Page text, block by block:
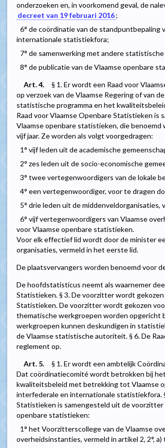
onderzoeken en, in voorkomend geval, de
decreet van 19 februari 2016;
6° de coördinatie van de
internationale statistiekfora;
7° de samenwerking met andere
8° de publicatie van de Vlaamse openbare
Art. 4.
§ 1. Er wordt een Raad voor
op verzoek van de Vlaamse Regering of van
statistische programma en het
Raad voor Vlaamse Openbare Statistieken
Vlaamse openbare statistieken, die
vijf jaar. Ze worden als volgt voorgedragen:
1° vijf leden uit de academische
2° zes leden uit de socio-economische
3° twee vertegenwoordigers van de lokale
4° een vertegenwoordiger, voor te dragen
5° drie leden uit de
6° vijf vertegenwoordigers van Vlaamse
voor Vlaamse openbare statistieken.
Voor elk effectief lid wordt door de minister
organisaties, vermeld in het eerste lid.
De plaatsvervangers worden benoemd voor
De hoofdstatisticus neemt als waarnemer
Statistieken. § 3. De voorzitter wordt
Statistieken. De voorzitter wordt gekozen
thematische werkgroepen worden opgericht
werkgroepen kunnen deskundigen in
de Vlaamse statistische autoriteit. § 6. De
reglement op.
Art. 5.
§ 1. Er wordt een ambtelijk
Dat coördinatiecomité wordt betrokken bij
kwaliteitsbeleid met betrekking tot Vlaamse
interfederale en internationale statistiekfora.
Statistieken is samengesteld uit de
openbare statistieken:
1° het Voorzitterscollege van de Vlaamse
overheidsinstanties, vermeld in artikel 2, 2°,